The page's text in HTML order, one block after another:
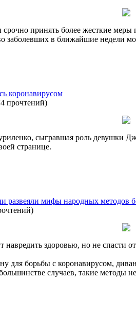
принять более жесткие
заболевших в ближайшие недели
коронавирусом
прочтений)
сыгравшая роль девушки
странице.
развеяли мифы народных методов
)
навредить здоровью, но не спасти
для борьбы с коронавирусом,
случаев, такие методы